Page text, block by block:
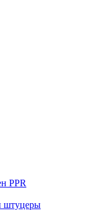
PPR
штуцеры